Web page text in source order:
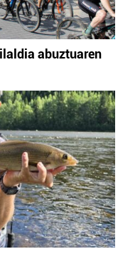
abuztuaren